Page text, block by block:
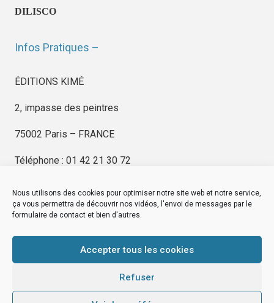
Nous utilisons des cookies pour optimiser notre site web et notre service,
ça vous permettra de découvrir nos vidéos, l'envoi de messages par le
formulaire de contact et bien d'autres.
Accepter tous les cookies
Refuser
DILISCO
Infos Pratiques –
ÉDITIONS KIMÉ
2, impasse des peintres
75002 Paris – FRANCE
Téléphone : 01 42 21 30 72
EDITIONS KIMÉ
Mentions Légales
© byeDovel.com